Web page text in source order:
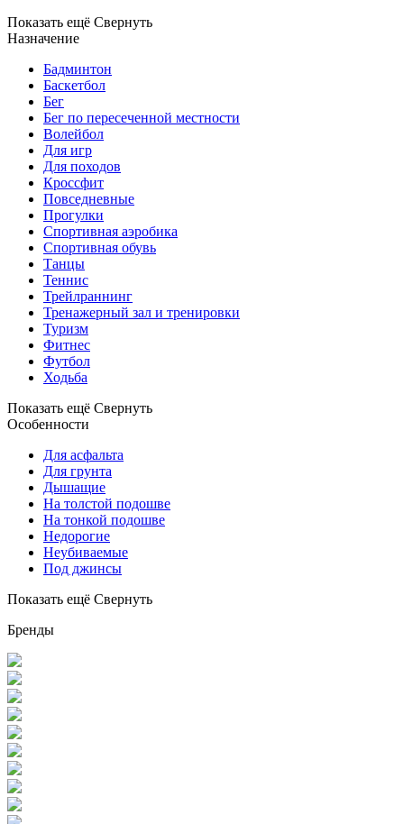
Показать ещё Свернуть
Назначение
Бадминтон
Баскетбол
Бег
Бег по пересеченной местности
Волейбол
Для игр
Для походов
Кроссфит
Повседневные
Прогулки
Спортивная аэробика
Спортивная обувь
Танцы
Теннис
Трейлраннинг
Тренажерный зал и тренировки
Туризм
Фитнес
Футбол
Ходьба
Показать ещё Свернуть
Особенности
Для асфальта
Для грунта
Дышащие
На толстой подошве
На тонкой подошве
Недорогие
Неубиваемые
Под джинсы
Показать ещё Свернуть
Бренды